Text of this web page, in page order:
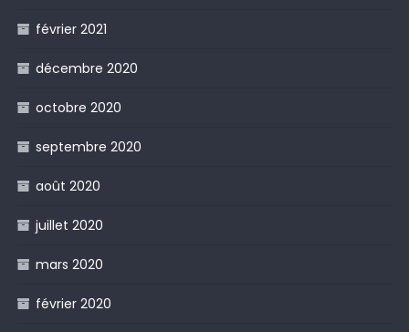
février 2021
décembre 2020
octobre 2020
septembre 2020
août 2020
juillet 2020
mars 2020
février 2020